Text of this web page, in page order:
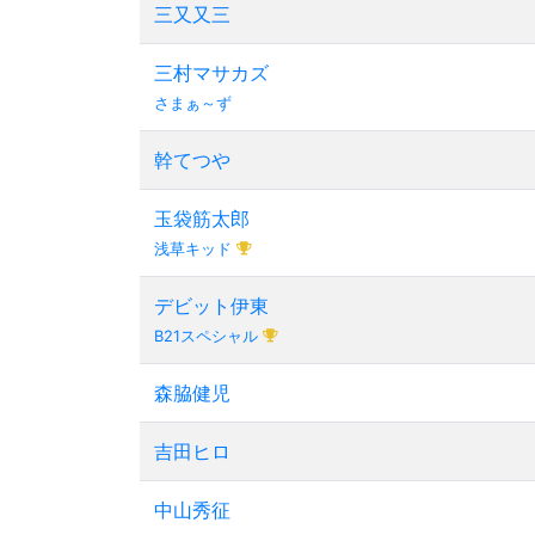
三又又三
三村マサカズ
さまぁ～ず
幹てつや
玉袋筋太郎
浅草キッド
デビット伊東
B21スペシャル
森脇健児
吉田ヒロ
中山秀征